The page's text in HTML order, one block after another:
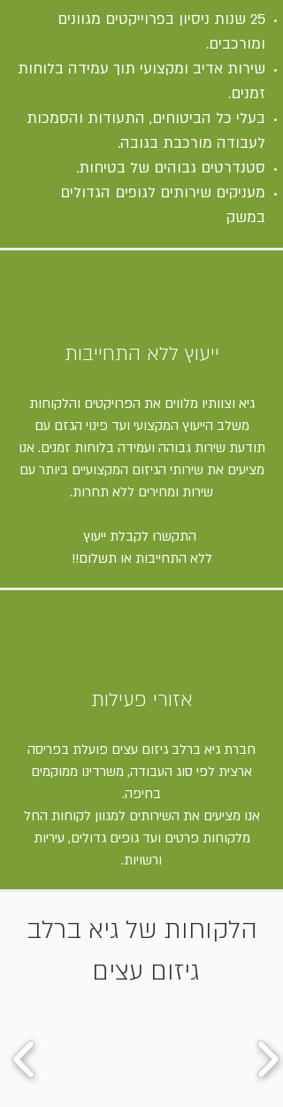
25 שנות ניסיון בפרוייקטים מגוונים
ומורכבים.
שירות אדיב ומקצועי תוך עמידה בלוחות
זמנים.
בעלי כל הביטוחים, התעודות והסמכות
לעבודה מורכבת בגובה.
סטנדרטים גבוהים של בטיחות.
מעניקים שירותים לגופים הגדולים
במשק
ייעוץ ללא התחייבות
גיא וצוותיו מלווים את הפרויקטים והלקוחות
משלב הייעוץ המקצועי ועד פינוי הגזם עם
תודעת שירות גבוהה ועמידה בלוחות זמנים. אנו
מציעים את שירותי הגיזום המקצועיים ביותר עם
שירות ומחירים ללא תחרות.
התקשרו לקבלת ייעוץ
ללא התחייבות או תשלום!!
אזורי פעילות
חברת גיא ברלב גיזום עצים פועלת בפריסה
ארצית לפי סוג העבודה, משרדינו ממוקמים
בחיפה.
אנו מציעים את השירותים למגוון לקוחות החל
מלקוחות פרטים ועד גופים גדולים, עיריות
ורשויות.
הלקוחות של גיא ברלב
גיזום עצים